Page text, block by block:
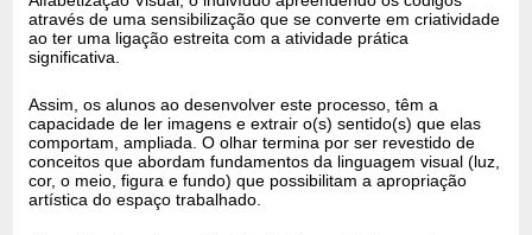
através de uma sensibilização que se converte em criatividade
ao ter uma ligação estreita com a atividade prática
significativa.
Assim, os alunos ao desenvolver este processo, têm a
capacidade de ler imagens e extrair o(s) sentido(s) que elas
comportam, ampliada. O olhar termina por ser revestido de
conceitos que abordam fundamentos da linguagem visual (luz,
cor, o meio, figura e fundo) que possibilitam a apropriação
artística do espaço trabalhado.